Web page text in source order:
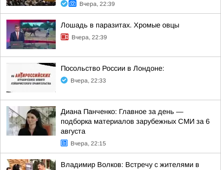
Вчера, 22:39
Лошадь в паразитах. Хромые овцы
Вчера, 22:39
Посольство России в Лондоне:
Вчера, 22:33
Диана Панченко: Главное за день —
подборка материалов зарубежных СМИ за 6
августа
Вчера, 22:15
Владимир Волков: Встречу с жителями в